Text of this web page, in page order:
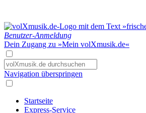
Benutzer-Anmeldung
Dein Zugang zu »Mein volXmusik.de«
Navigation überspringen
Startseite
Express-Service